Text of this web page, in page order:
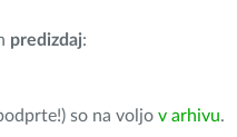
predizdaj:
so na voljo v arhivu.